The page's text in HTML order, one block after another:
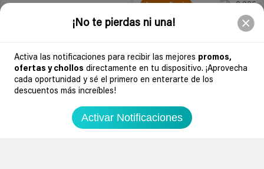
¡No te pierdas ni una!
Activa las notificaciones para recibir las mejores promos,
ofertas y chollos directamente en tu dispositivo. ¡Aprovecha
cada oportunidad y sé el primero en enterarte de los
descuentos más increíbles!
Activar Notificaciones
9,95€
Amazon España
0.00€
12,99€
5,51€
-52% 7 meses